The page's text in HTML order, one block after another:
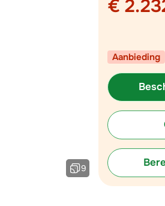
Vul het
We zijn er vandaag tot 17:30 uur.
9
€
Aanbieding